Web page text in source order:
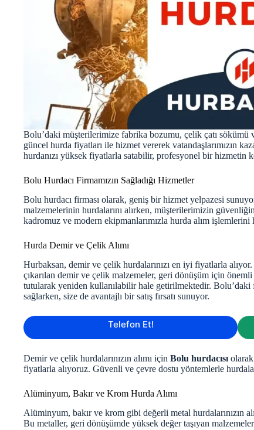
Bolu’daki müşterilerimize fabrika bozumu, çelik çatı sökümü
güncel hurda fiyatları ile hizmet vererek vatandaşlarımızın
hurdanızı yüksek fiyatlarla satabilir, profesyonel bir hizmetin
Bolu Hurdacı Firmamızın Sağladığı Hizmetler
Bolu hurdacı firması olarak, geniş bir hizmet yelpazesi
malzemelerinin hurdalarını alırken, müşterilerimizin
kadromuz ve modern ekipmanlarımızla hurda alım
Hurda Demir ve Çelik Alımı
Hurbaksan, demir ve çelik hurdalarınızı en iyi fiyatlarla
çıkarılan demir ve çelik malzemeler, geri dönüşüm için
tutularak yeniden kullanılabilir hale getirilmektedir. Bolu’daki
sağlarken, size de avantajlı bir satış fırsatı sunuyor.
Telefon Et!
Demir ve çelik hurdalarınızın alımı için Bolu hurdacısı
fiyatlarla alıyoruz. Güvenli ve çevre dostu yöntemlerle
Alüminyum, Bakır ve Krom Hurda Alımı
Alüminyum, bakır ve krom gibi değerli metal hurdalarınızın
Bu metaller, geri dönüşümde yüksek değer taşıyan